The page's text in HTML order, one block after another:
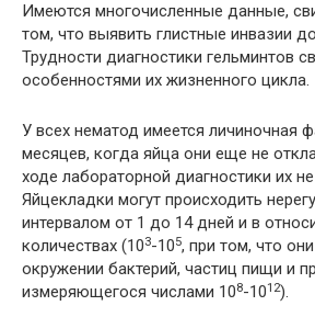
Имеются многочисленные данные,
том, что выявить глистные инвазии
Трудности диагностики гельминтов
особенностями их жизненного цикла.
У всех нематод имеется личиночная
месяцев, когда яйца они еще не
ходе лабораторной диагностики их
Яйцекладки могут происходить
интервалом от 1 до 14 дней и в
количествах (103-105, при том, что
окружении бактерий, частиц пищи и
измеряющегося числами 108-1012).